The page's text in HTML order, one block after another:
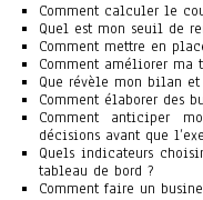
Comment calculer le
Quel est mon seuil de
Comment mettre en
Comment améliorer ma
Que révèle mon bilan
Comment élaborer des
Comment anticiper
décisions avant que
Quels indicateurs
tableau de bord ?
Comment faire un